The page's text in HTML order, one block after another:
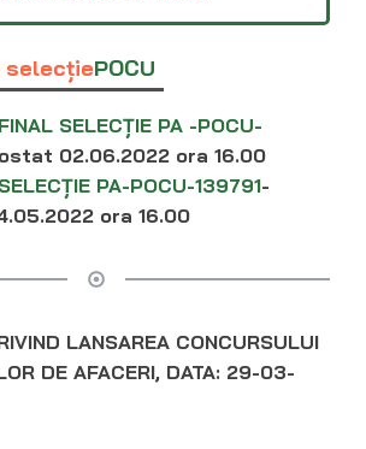
selecțiePOCU
SELECȚIE PA -POCU-
02.06.2022 ora 16.00
PA-POCU-139791-
ora 16.00
LANSAREA CONCURSULUI
DE AFACERI, DATA: 29-03-